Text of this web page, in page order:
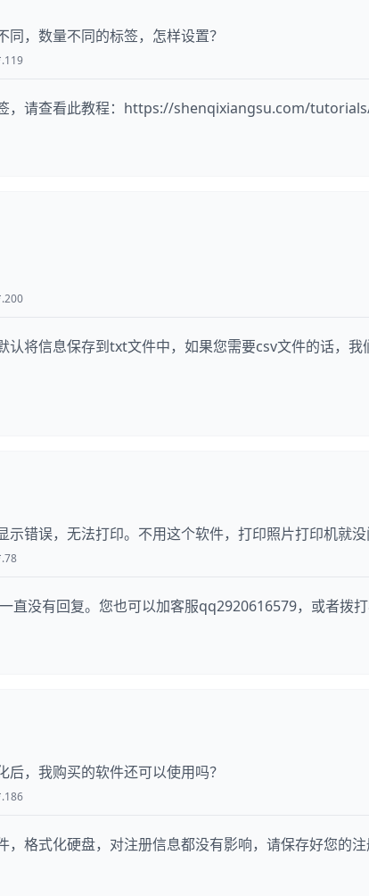
，数量不同的标签，怎样设置？
，请查看此教程：https://shenqixiangsu.com/
认将信息保存到txt文件中，如果您需要csv文件的话，
错误，无法打印。不用这个软件，打印照片打印机就没
直没有回复。您也可以加客服qq2920616579，或者拨打
，我购买的软件还可以使用吗？
格式化硬盘，对注册信息都没有影响，请保存好您的注